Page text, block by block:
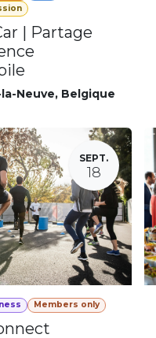
| Partage
Neuve, Belgique
SEPT.
18
Members only